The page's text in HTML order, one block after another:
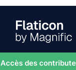
Accès des